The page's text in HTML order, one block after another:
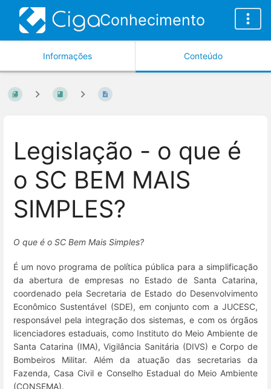
Conhecimento
Informações Conteúdo
Legislação - o que é
o SC BEM MAIS
SIMPLES?
O que é o SC Bem Mais Simples?
É um novo programa de política pública para a simplificação
da abertura de empresas no Estado de Santa Catarina,
coordenado pela Secretaria de Estado do Desenvolvimento
Econômico Sustentável (SDE), em conjunto com a JUCESC,
responsável pela integração dos sistemas, e com os órgãos
licenciadores estaduais, como Instituto do Meio Ambiente de
Santa Catarina (IMA), Vigilância Sanitária (DIVS) e Corpo de
Bombeiros Militar. Além da atuação das secretarias da
Fazenda, Casa Civil e Conselho Estadual do Meio Ambiente
(CONSEMA).